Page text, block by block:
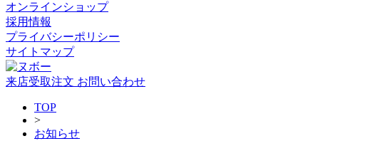
オンラインショップ
採用情報
プライバシーポリシー
サイトマップ
来店受取注文 お問い合わせ
TOP
>
お知らせ